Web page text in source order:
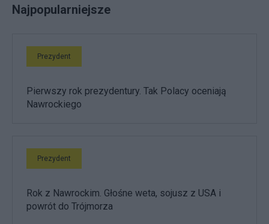
Najpopularniejsze
Prezydent
Pierwszy rok prezydentury. Tak Polacy oceniają
Nawrockiego
Prezydent
Rok z Nawrockim. Głośne weta, sojusz z USA i
powrót do Trójmorza